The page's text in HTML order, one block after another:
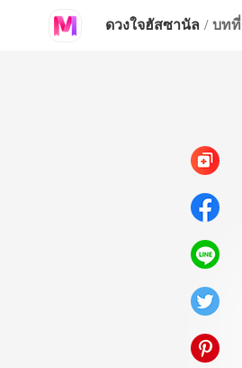
ดวงใจฮัสซานัล / บทที่